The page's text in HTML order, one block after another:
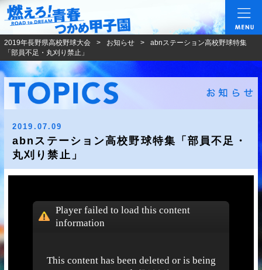
燃えろ!青春 つかめ
2019年長野県高校野球大会 お知らせ
abnステーション高校野球特集
「部員不足・丸刈り禁止」
2019.07.09
abnステーション高校野球特集「部員不足・
丸刈り禁止」